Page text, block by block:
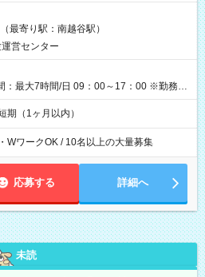
8:30～17:30（休憩1時間） 時給1,300円
＋交通費 ※当日の役割により時給＋100
験 7:00～13:30（休憩なし） 時給1,300
時間＝日収8,400円＋交通費 【試用期
最寄り駅：南越谷駅）
営センター
：最大7時間/日 09：00～17：00 ※勤務時
ります。
期（1ヶ月以内）
WワークOK / 10名以上の大量募集
応募する 詳細へ
未読